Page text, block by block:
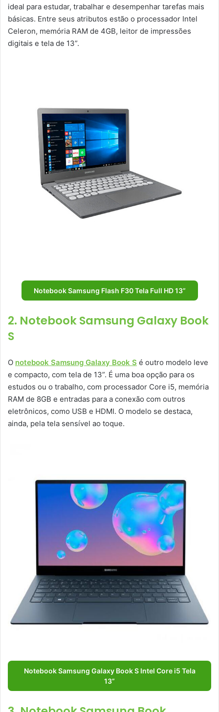
ideal para estudar, trabalhar e desempenhar tarefas mais
básicas. Entre seus atributos estão o processador Intel
Celeron, memória RAM de 4GB, leitor de impressões
digitais e tela de 13”.
Notebook Samsung Flash F30 Tela Full HD 13”
2. Notebook Samsung Galaxy Book
S
O notebook Samsung Galaxy Book S é outro modelo leve
e compacto, com tela de 13”. É uma boa opção para os
estudos ou o trabalho, com processador Core i5, memória
RAM de 8GB e entradas para a conexão com outros
eletrônicos, como USB e HDMI. O modelo se destaca,
ainda, pela tela sensível ao toque.
Notebook Samsung Galaxy Book S Intel Core i5 Tela
13”